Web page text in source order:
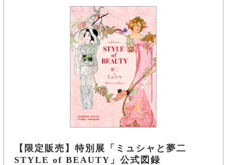
【限定販売】特別展「ミュシャと夢二
STYLE of BEAUTY」公式図録